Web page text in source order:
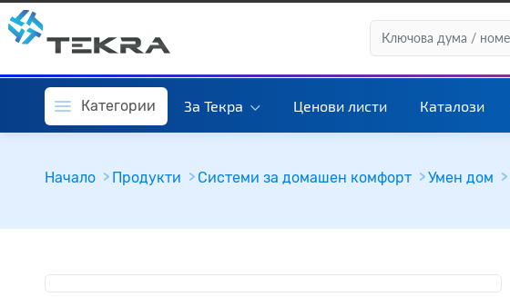
Категории За Текра Ценови листи Каталози
Начало Продукти Системи за домашен комфорт Умен дом